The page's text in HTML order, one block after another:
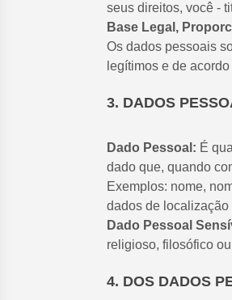
seus direitos, você -
Base Legal,
Os dados pessoais
legítimos e de
3. DADOS
Dado Pessoal: É
dado que, quando
Exemplos: nome,
dados de localização
Dado Pessoal
religioso, filosófico
4. DOS DADOS